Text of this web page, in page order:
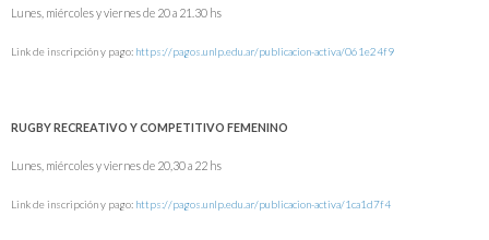
Lunes, miércoles y viernes de 20 a 21.30 hs
Link de inscripción y pago: https://pagos.unlp.edu.ar/publicacion-activa/061e24f9
RUGBY RECREATIVO Y COMPETITIVO FEMENINO
Lunes, miércoles y viernes de 20,30 a 22 hs
Link de inscripción y pago: https://pagos.unlp.edu.ar/publicacion-activa/1ca1d7f4